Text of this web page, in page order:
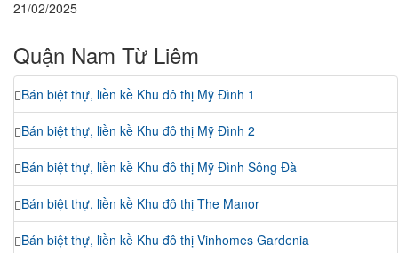
21/02/2025
Quận Nam Từ Liêm
Bán biệt thự, liền kề Khu đô thị Mỹ Đình 1
Bán biệt thự, liền kề Khu đô thị Mỹ Đình 2
Bán biệt thự, liền kề Khu đô thị Mỹ Đình Sông Đà
Bán biệt thự, liền kề Khu đô thị The Manor
Bán biệt thự, liền kề Khu đô thị Vinhomes Gardenia